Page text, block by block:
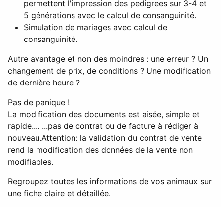
permettent l'impression des pedigrees sur 3-4 et
5 générations avec le calcul de consanguinité.
Simulation de mariages avec calcul de
consanguinité.
Autre avantage et non des moindres : une erreur ? Un
changement de prix, de conditions ? Une modification
de dernière heure ?
Pas de panique !
La modification des documents est aisée, simple et
rapide.... ...pas de contrat ou de facture à rédiger à
nouveau.Attention: la validation du contrat de vente
rend la modification des données de la vente non
modifiables.
Regroupez toutes les informations de vos animaux sur
une fiche claire et détaillée.